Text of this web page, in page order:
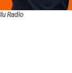
Radio